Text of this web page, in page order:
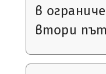
в
втори